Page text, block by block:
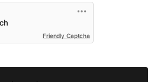
Friendly Captcha